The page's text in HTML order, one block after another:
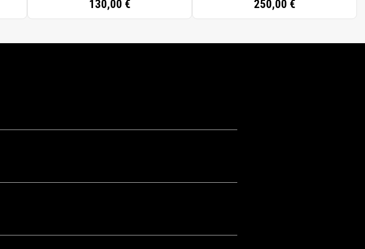
130,00 € 250,00 €